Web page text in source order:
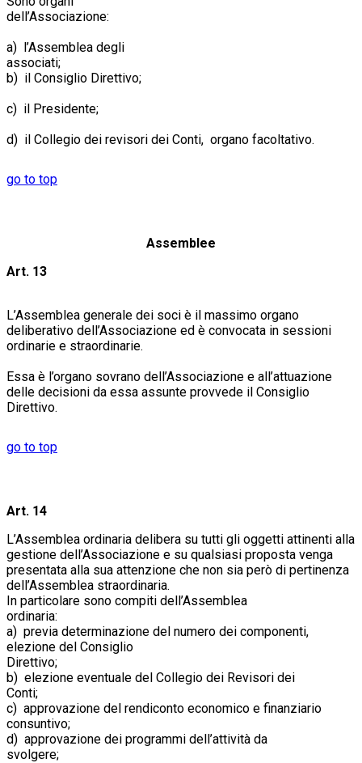
a) l’Assemblea degli
b) il Consiglio Direttivo;
c) il Presidente;
d) il Collegio dei revisori dei Conti, organo facoltativo.
go to top
Assemblee
Art. 13
L’Assemblea generale dei soci è il massimo organo
deliberativo dell’Associazione ed è convocata in sessioni
ordinarie e straordinarie.
Essa è l’organo sovrano dell’Associazione e all’attuazione
delle decisioni da essa assunte provvede il Consiglio
Direttivo.
go to top
Art. 14
L’Assemblea ordinaria delibera su tutti gli oggetti attinenti alla
gestione dell’Associazione e su qualsiasi proposta venga
presentata alla sua attenzione che non sia però di pertinenza
dell’Assemblea straordinaria.
In particolare sono compiti dell’Assemblea
a) previa determinazione del numero dei componenti,
elezione del Consiglio
Direttivo;
b) elezione eventuale del Collegio dei Revisori dei
c) approvazione del rendiconto economico e finanziario
d) approvazione dei programmi dell’attività da
svolgere;